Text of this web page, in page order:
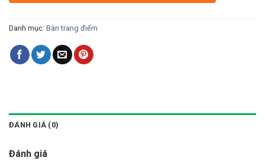
Danh mục: Bàn trang điểm
ĐÁNH GIÁ (0)
Đánh giá